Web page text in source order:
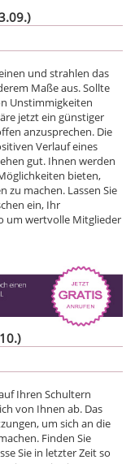
und strahlen das
Maße aus. Sollte
Unstimmigkeiten
jetzt ein günstiger
anzusprechen. Die
Verlauf eines
gut. Ihnen werden
bieten,
zu machen. Lassen Sie
ein, Ihr
um wertvolle Mitglieder
Ihren Schultern
von Ihnen ab. Das
um sich an die
Finden Sie
Sie in letzter Zeit so